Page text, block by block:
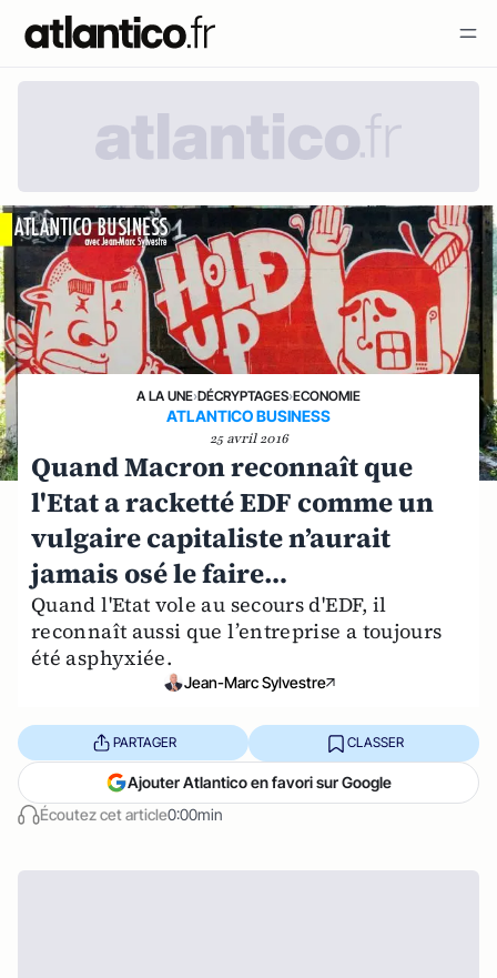
A LA UNE›DÉCRYPTAGES›ECONOMIE
ATLANTICO BUSINESS
25 avril 2016
Quand Macron reconnaît que
l'Etat a racketté EDF comme un
vulgaire capitaliste n’aurait
jamais osé le faire…
Quand l'Etat vole au secours d'EDF, il
reconnaît aussi que l’entreprise a toujours
été asphyxiée.
Jean-Marc Sylvestre
Écoutez cet article0:00min
PARTAGER CLASSER
Ajouter Atlantico en favori sur Google